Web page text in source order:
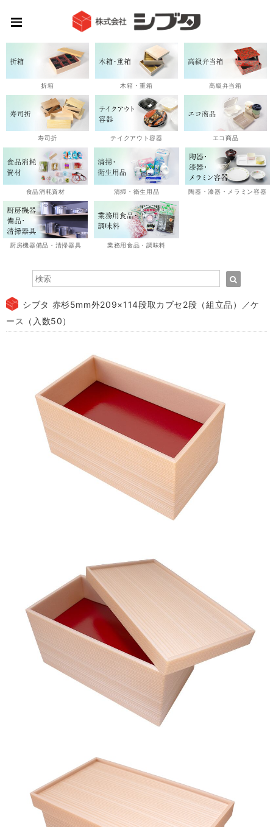
折箱 木箱・重箱 高級弁当箱
寿司折 テイクアウト容器 エコ商品
食品消耗資材 清掃・衛生用品 陶器・漆器・メラミン容器
厨房機器備品・清掃器具 業務用食品・調味料
シブタ 赤杉5mm外209×114段取カブセ2段（組立品）／ケ
ース（入数50）